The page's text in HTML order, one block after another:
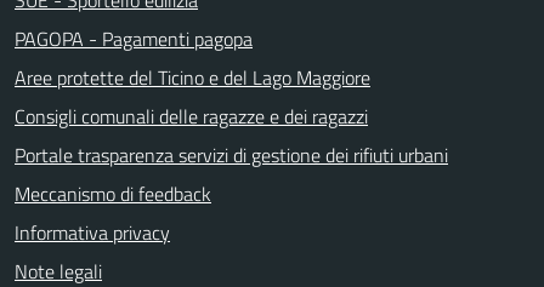
PAGOPA - Pagamenti pagopa
Aree protette del Ticino e del Lago Maggiore
Consigli comunali delle ragazze e dei ragazzi
Portale trasparenza servizi di gestione dei rifiuti urbani
Meccanismo di feedback
Informativa privacy
Note legali